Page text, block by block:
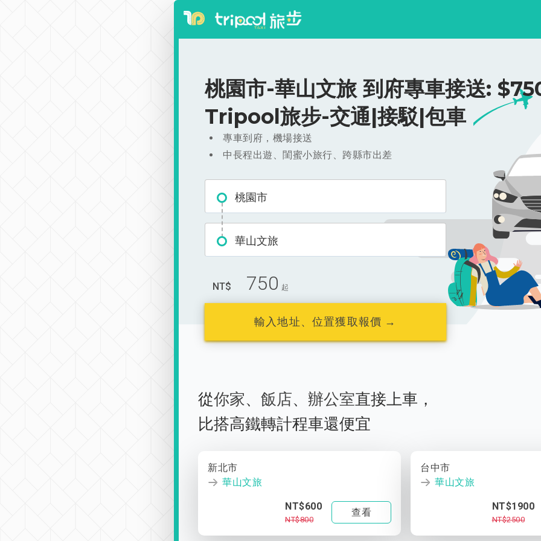
桃園市-華山文旅 到府專車接送:
Tripool旅步-交通|接駁|包車
專車到府，機場接送
中長程出遊、閨蜜小旅行、跨縣市出差
桃園市
華山文旅
NT$ 750 起
輸入地址、位置獲取報價 →
從你家、 飯店、 辦公室直接上車，
比搭高鐵轉計程車還便宜
新北市
華山文旅
NT$600
NT$800
查看
台中市
華山文旅
NT$1900
NT$2500